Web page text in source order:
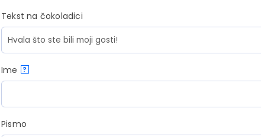
Tekst na čokoladici
Ime ?
Pismo